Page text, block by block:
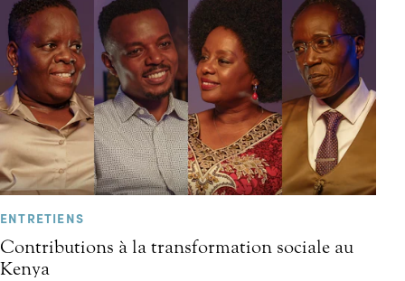
ENTRETIENS
Contributions à la transformation sociale au
Kenya